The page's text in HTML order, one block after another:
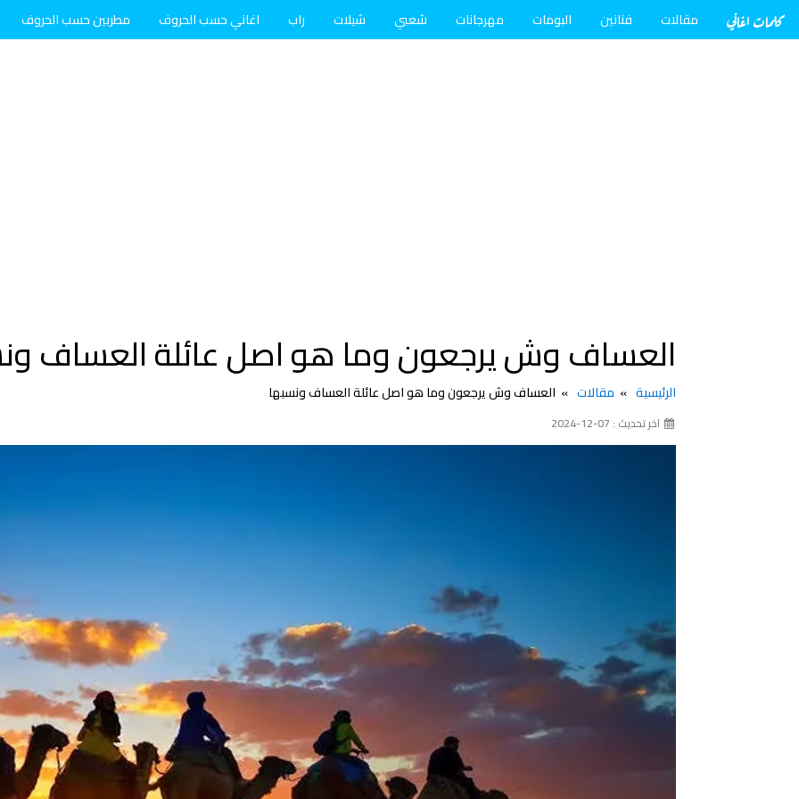
كلمات اغاني مقالات فنانين البومات مهرجانات شعبي شيلات راب اغاني حسب الحروف مطربين حسب الحروف
العساف وش يرجعون وما هو اصل عائلة العساف
الرئيسية مقالات العساف وش يرجعون وما هو اصل عائلة العساف ونسبها
اخر تحديث : 07-12-2024